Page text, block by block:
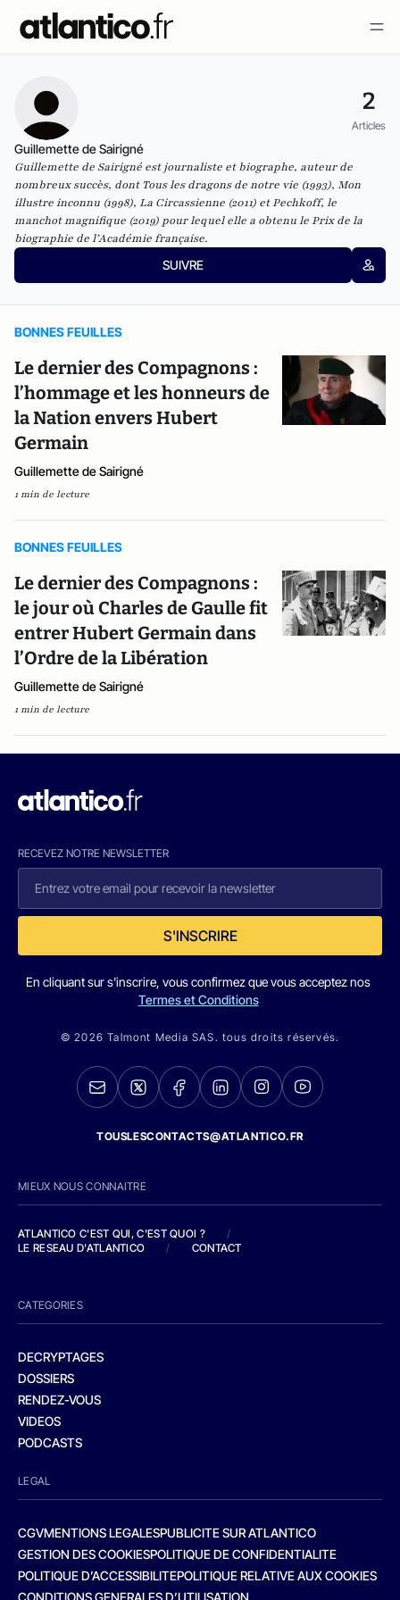
2
Articles
Guillemette de Sairigné
Guillemette de Sairigné est journaliste et biographe, auteur de
nombreux succès, dont Tous les dragons de notre vie (1993), Mon
illustre inconnu (1998), La Circassienne (2011) et Pechkoff, le
manchot magnifique (2019) pour lequel elle a obtenu le Prix de la
biographie de l’Académie française.
SUIVRE
BONNES FEUILLES
Le dernier des Compagnons :
l’hommage et les honneurs de
la Nation envers Hubert
Germain
Guillemette de Sairigné
1 min de lecture
BONNES FEUILLES
Le dernier des Compagnons :
le jour où Charles de Gaulle fit
entrer Hubert Germain dans
l’Ordre de la Libération
Guillemette de Sairigné
1 min de lecture
RECEVEZ NOTRE NEWSLETTER
S'INSCRIRE
En cliquant sur s'inscrire, vous confirmez que vous acceptez nos
Termes et Conditions
© 2026 Talmont Media SAS. tous droits réservés.
TOUSLESCONTACTS@ATLANTICO.FR
MIEUX NOUS CONNAITRE
ATLANTICO C'EST QUI, C'EST QUOI ?
/
LE RESEAU D'ATLANTICO
/ CONTACT
CATEGORIES
DECRYPTAGES
DOSSIERS
RENDEZ-VOUS
VIDEOS
PODCASTS
LEGAL
CGVMENTIONS LEGALESPUBLICITE SUR ATLANTICO
GESTION DES COOKIESPOLITIQUE DE CONFIDENTIALITE
POLITIQUE D’ACCESSIBILITEPOLITIQUE RELATIVE AUX COOKIES
CONDITIONS GENERALES D’UTILISATION